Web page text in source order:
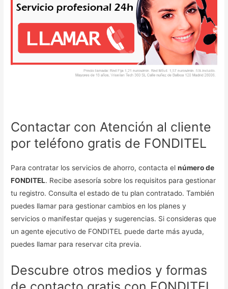
Contactar con Atención al cliente
por teléfono gratis de FONDITEL
Para contratar los servicios de ahorro, contacta elnúmero de
FONDITEL. Recibe asesoría sobre los requisitos para gestionar
tu registro. Consulta el estado de tu plan contratado. También
puedes llamar para gestionar cambios en los planes y
servicios o manifestar quejas y sugerencias. Si consideras que
un agente ejecutivo de FONDITEL puede darte más ayuda,
puedes llamar para reservar cita previa.
Descubre otros medios y formas